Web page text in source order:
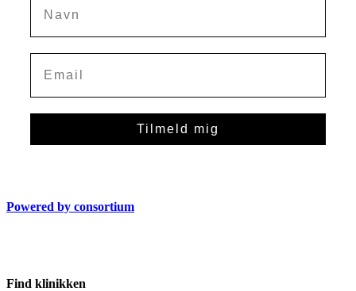
Tilmeld mig
Powered by consortium
Find klinikken